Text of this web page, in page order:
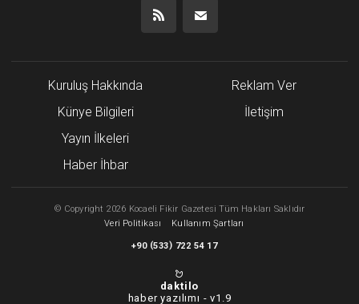
Kuruluş Hakkında
Künye Bilgileri
Yayın İlkeleri
Haber İhbar
Reklam Ver
İletişim
© Copyright 2026 Kocaeli Fikir Gazetesi Tüm Hakları Saklıdır
Veri Politikası
Kullanım Şartları
+90 (533) 722 54 17
daktilo
haber yazılımı -v1.9